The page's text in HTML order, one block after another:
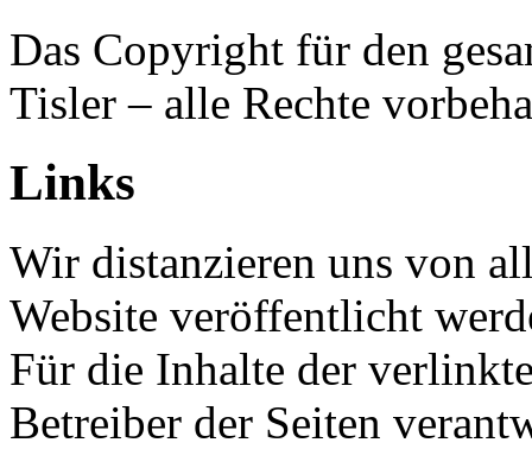
Das Copyright für den
Tisler – alle Rechte
Links
Wir distanzieren uns von
Website veröffentlicht
Für die Inhalte der
Betreiber der Seiten